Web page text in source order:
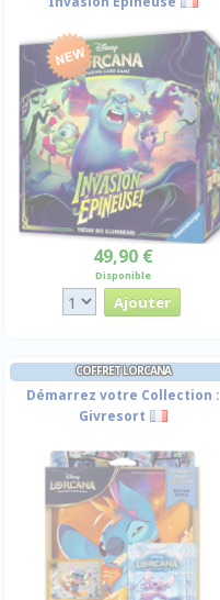
49,90 €
Disponible
COFFRET LORCANA
Démarrez votre Collection :
Givresort